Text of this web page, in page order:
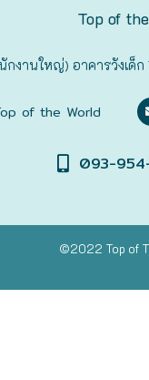
Top of
งานใหญ่) อาคารวังเด็
of the World
093-
©2022 Top of